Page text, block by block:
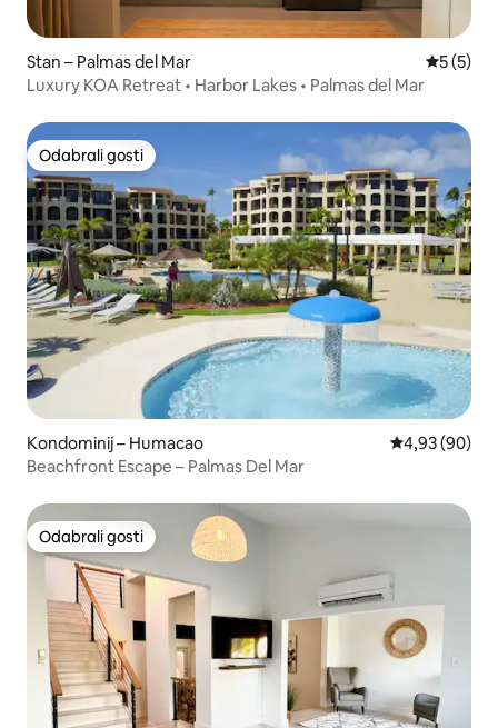
Stan – Palmas del Mar
5 (5)
Luxury KOA Retreat • Harbor Lakes • Palmas del Mar
Odabrali gosti
Odabrali gosti
Kondominij – Humacao Prosječna
4,93 (90)
Beachfront Escape – Palmas Del Mar
Odabrali gosti
Odabrali gosti